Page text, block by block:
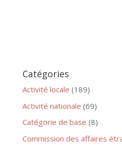
Catégories
Activité locale (189)
Activité nationale (69)
Catégorie de base (8)
Commission des affaires